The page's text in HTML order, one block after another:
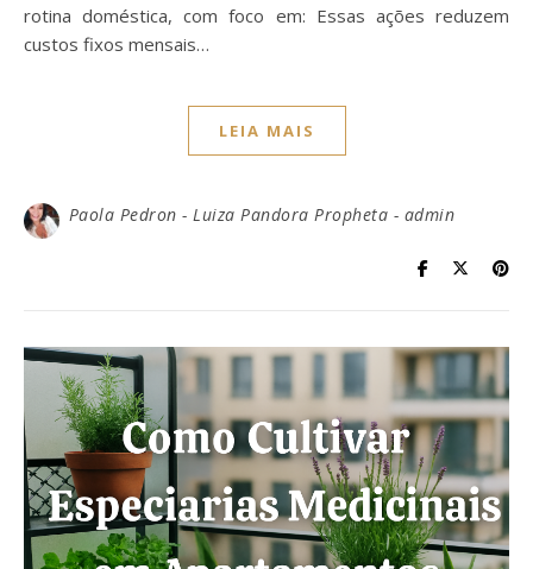
rotina doméstica, com foco em: Essas ações reduzem
custos fixos mensais…
LEIA MAIS
Paola Pedron - Luiza Pandora Propheta - admin